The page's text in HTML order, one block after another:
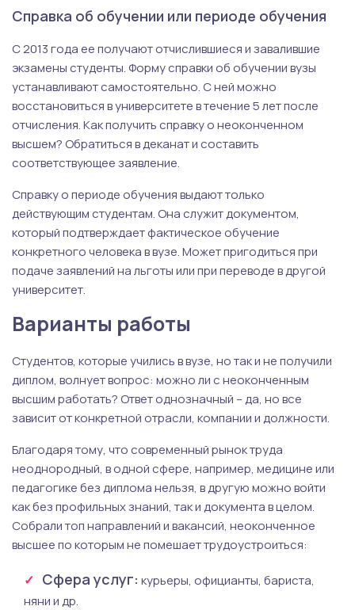
Справка об обучении или периоде обучения
С 2013 года ее получают отчислившиеся и завалившие
экзамены студенты. Форму справки об обучении вузы
устанавливают самостоятельно. С ней можно
восстановиться в университете в течение 5 лет после
отчисления. Как получить справку о неоконченном
высшем? Обратиться в деканат и составить
соответствующее заявление.
Справку о периоде обучения выдают только
действующим студентам. Она служит документом,
который подтверждает фактическое обучение
конкретного человека в вузе. Может пригодиться при
подаче заявлений на льготы или при переводе в другой
университет.
Варианты работы
Студентов, которые учились в вузе, но так и не получили
диплом, волнует вопрос: можно ли с неоконченным
высшим работать? Ответ однозначный – да, но все
зависит от конкретной отрасли, компании и должности.
Благодаря тому, что современный рынок труда
неоднородный, в одной сфере, например, медицине или
педагогике без диплома нельзя, в другую можно войти
как без профильных знаний, так и документа в целом.
Собрали топ направлений и вакансий, неоконченное
высшее по которым не помешает трудоустроиться:
Сфера услуг: курьеры, официанты, бариста,
няни и др.